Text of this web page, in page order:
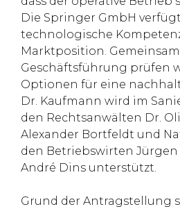
Die Springer GmbH
technologische
Marktposition.
Geschäftsführung prüfen
Optionen für eine
Dr. Kaufmann wird im
den Rechtsanwälten Dr.
Alexander Bortfeldt und
den Betriebswirten Jürgen
André Dins unterstützt.
Grund der Antragstellung